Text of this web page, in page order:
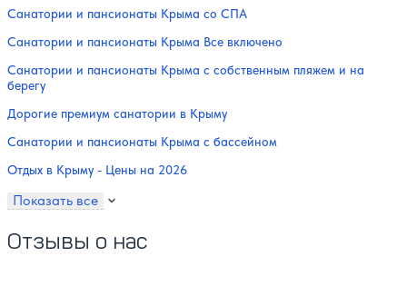
Санатории и пансионаты Крыма со СПА
Санатории и пансионаты Крыма Все включено
Санатории и пансионаты Крыма с собственным пляжем и на
берегу
Дорогие премиум санатории в Крыму
Санатории и пансионаты Крыма с бассейном
Отдых в Крыму - Цены на 2026
Показать все
Отзывы о нас